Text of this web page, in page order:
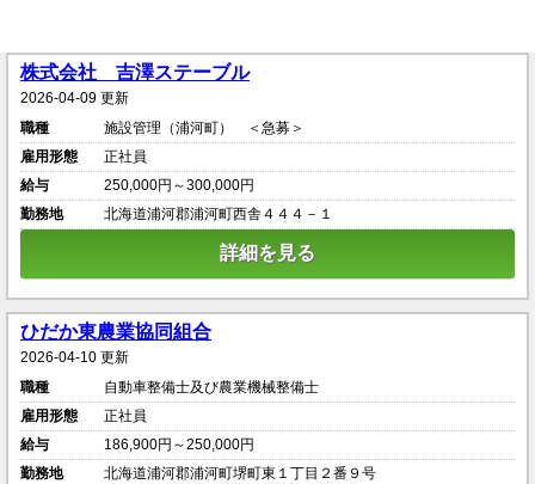
株式会社 吉澤ステーブル
2026-04-09 更新
職種
施設管理（浦河町） ＜急募＞
雇用形態
正社員
給与
250,000円～300,000円
勤務地
北海道浦河郡浦河町西舎４４４－１
詳細を見る
ひだか東農業協同組合
2026-04-10 更新
職種
自動車整備士及び農業機械整備士
雇用形態
正社員
給与
186,900円～250,000円
勤務地
北海道浦河郡浦河町堺町東１丁目２番９号